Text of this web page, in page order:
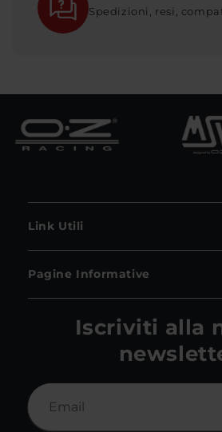
Spedizioni, resi,
Link Utili
Pagine Informative
Iscriviti alla